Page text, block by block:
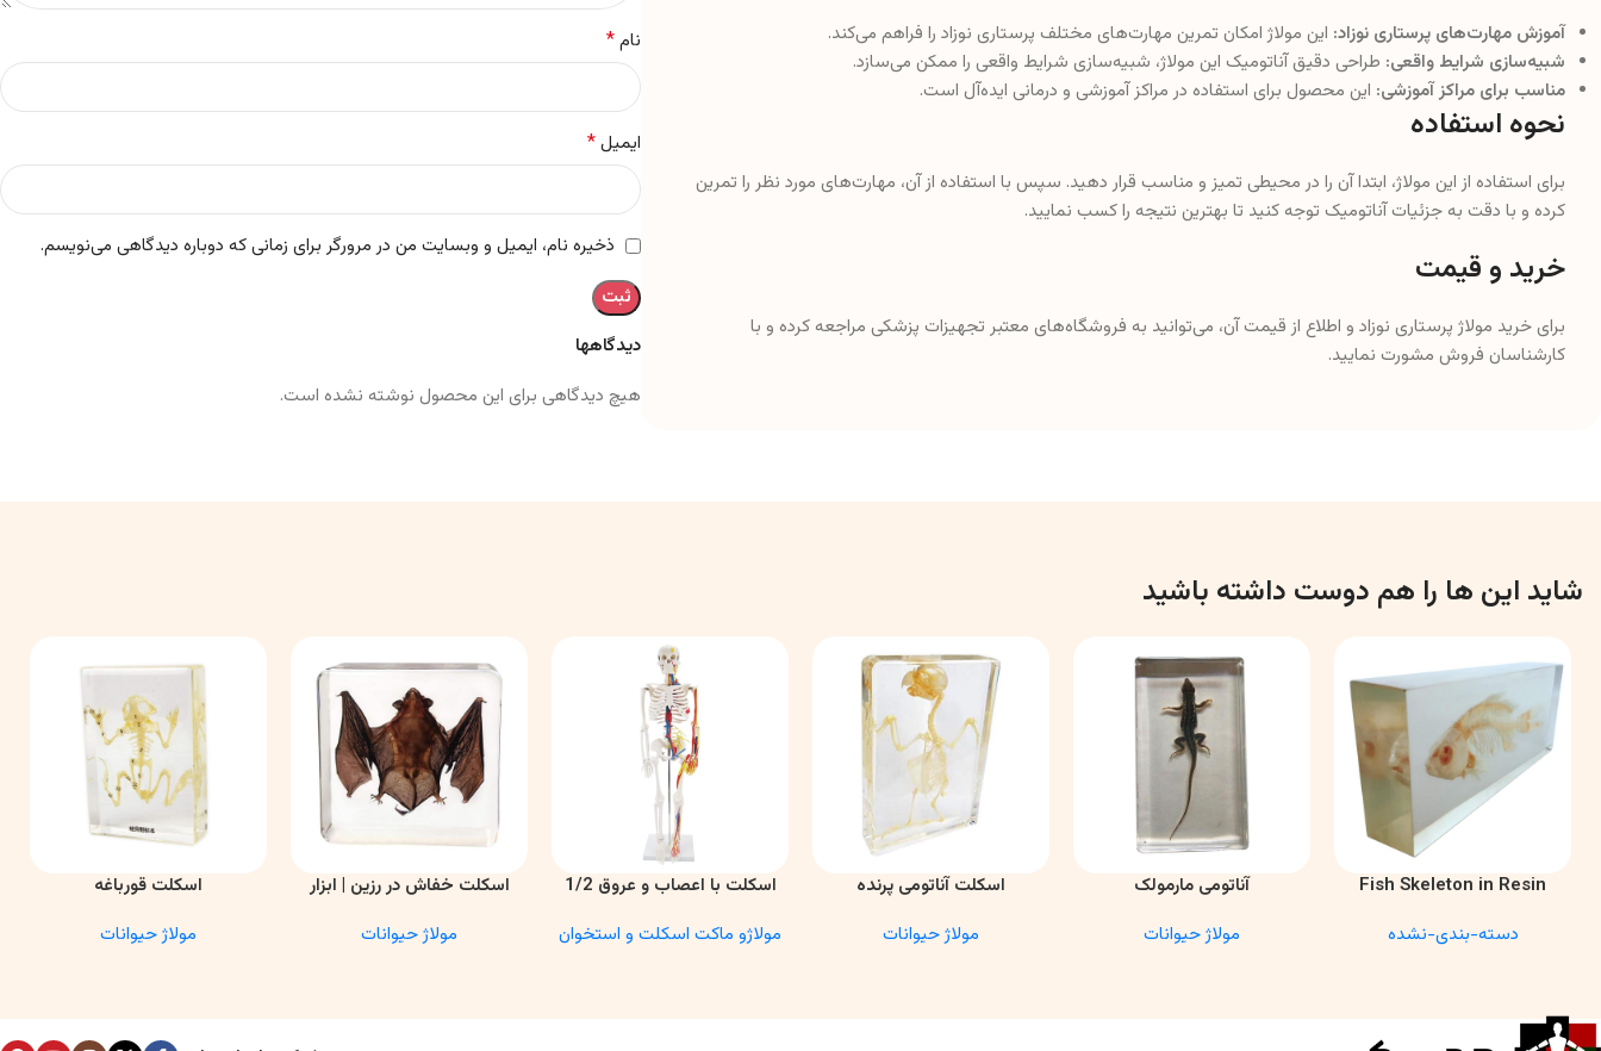
آموزش مهارت‌های پرستاری نوزاد: این مولاژ امکان تمرین مهارت‌های مختلف پرستاری نوزاد را فراهم می‌کند.
شبیه‌سازی شرایط واقعی: طراحی دقیق آناتومیک این مولاژ، شبیه‌سازی شرایط واقعی را ممکن می‌سازد.
مناسب برای مراکز آموزشی: این محصول برای استفاده در مراکز آموزشی و درمانی ایده‌آل است.
نحوه استفاده
برای استفاده از این مولاژ، ابتدا آن را در محیطی تمیز و مناسب قرار دهید. سپس با استفاده از آن، مهارت‌های مورد نظر را تمرین
کرده و با دقت به جزئیات آناتومیک توجه کنید تا بهترین نتیجه را کسب نمایید.
خرید و قیمت
برای خرید مولاژ پرستاری نوزاد و اطلاع از قیمت آن، می‌توانید به فروشگاه‌های معتبر تجهیزات پزشکی مراجعه کرده و با
کارشناسان فروش مشورت نمایید.
دیدگاهها
هیچ دیدگاهی برای این محصول نوشته نشده است.
نام*
ایمیل*
ذخیره نام، ایمیل و وبسایت من در مرورگر برای زمانی که دوباره دیدگاهی می‌نویسم.
شاید این ها را هم دوست داشته باشید
اطلاعات بیشتر
Fish Skeleton in Resin
Anatomy Specimen
دسته-بندی-نشده
اطلاعات بیشترآناتومی مارمولک
مولاژ حیوانات
اطلاعات بیشتر
اسکلت آناتومی پرنده
مولاژ حیوانات
اطلاعات بیشتر
اسکلت با اعصاب و عروق 1/2
مولاژو ماکت اسکلت و استخوان
اطلاعات بیشتر
اسکلت خفاش در رزین | ابزار
مولاژ حیوانات
اطلاعات بیشتراسکلت قورباغه
مولاژ حیوانات